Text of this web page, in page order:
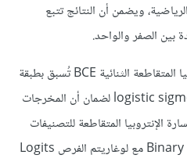
ويضمن أن النتائج تتبع
بين الصفر والواحد.
ذكرنا سابقًا أن دالة خسارة الإنتروبيا المتقاطعة الثنائية BCE تُسبق بطبقة
بها الدالة السينية اللوجيستية logistic sigmoid لضمان أن المخرجات
الإنتروبيا المتقاطعة للتصنيفات
الثنائية Binary Cross-Entropy Loss مع لوغاريتم الفرص Logits